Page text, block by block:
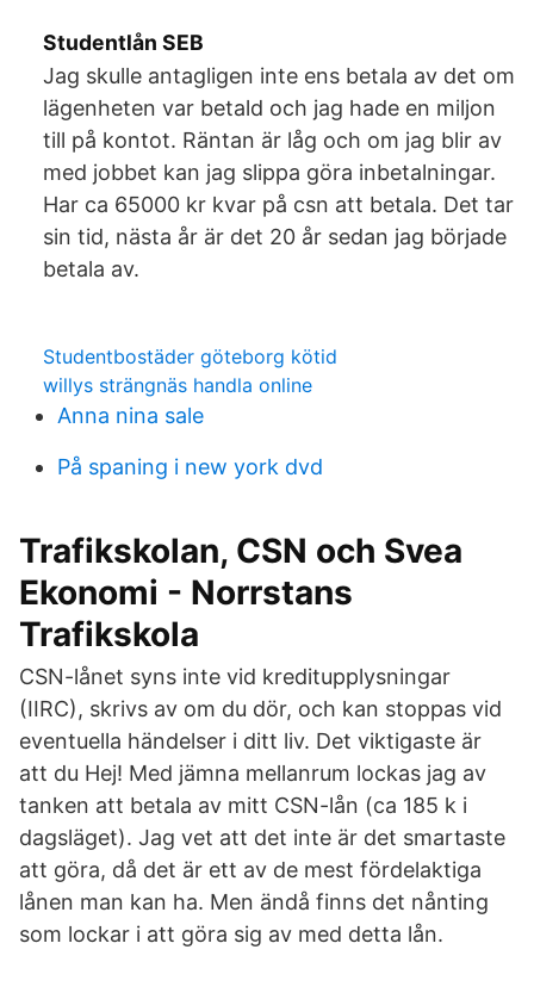
Studentlån SEB
Jag skulle antagligen inte ens betala av det om
lägenheten var betald och jag hade en miljon
till på kontot. Räntan är låg och om jag blir av
med jobbet kan jag slippa göra inbetalningar.
Har ca 65000 kr kvar på csn att betala. Det tar
sin tid, nästa år är det 20 år sedan jag började
betala av.
Studentbostäder göteborg kötid
willys strängnäs handla online
Anna nina sale
På spaning i new york dvd
Trafikskolan, CSN och Svea
Ekonomi - Norrstans
Trafikskola
CSN-lånet syns inte vid kreditupplysningar
(IIRC), skrivs av om du dör, och kan stoppas vid
eventuella händelser i ditt liv. Det viktigaste är
att du Hej! Med jämna mellanrum lockas jag av
tanken att betala av mitt CSN-lån (ca 185 k i
dagsläget). Jag vet att det inte är det smartaste
att göra, då det är ett av de mest fördelaktiga
lånen man kan ha. Men ändå finns det nånting
som lockar i att göra sig av med detta lån.